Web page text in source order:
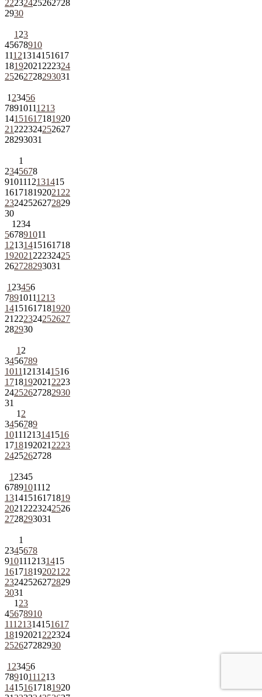
22232425262728
2930
1 23
45678910
11121314151617
18192021 222324
25262728293031
1 23456
78910111213
14151617181920
21 222324252627
28293031
1
2345678
9101112131415
161718192021 22
23242526272829
30
1 234
567891011
12131415161718
192021 22232425
262728293031
1 23456
78910111213
14151617181920
21 222324252627
282930
1 2
3456789
10111213141516
1718192021 2223
24252627282930
31
1 2
3456789
10111213141516
1718192021 2223
2425262728
1 2345
6789101112
13141516171819
2021 2223242526
2728293031
1
2345678
9101112131415
161718192021 22
23242526272829
3031
1 23
45678910
11121314151617
18192021 222324
252627282930
1 23456
78910111213
14151617181920